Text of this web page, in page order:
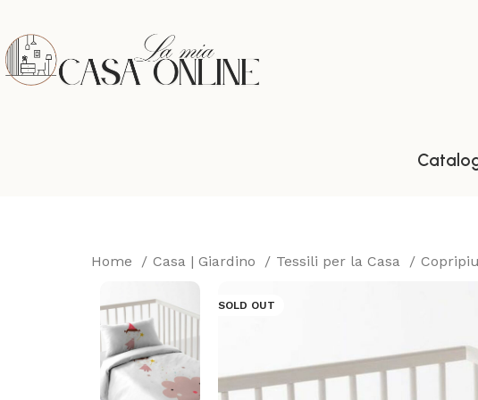
Home Casa | Giardino Tessili per la Casa
SOLD OUT